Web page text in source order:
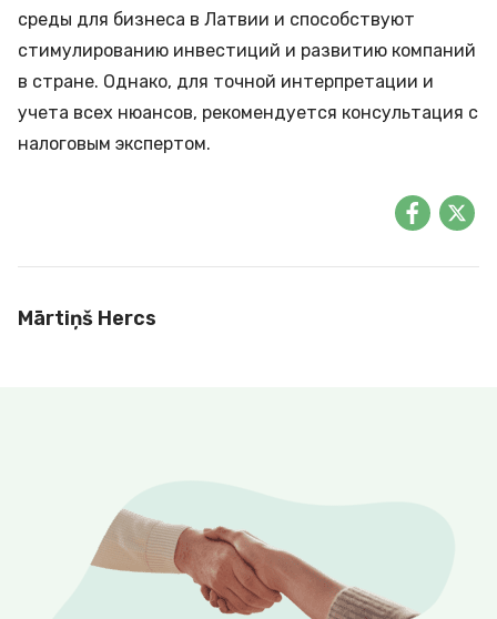
среды для бизнеса в Латвии и способствуют
стимулированию инвестиций и развитию компаний
в стране. Однако, для точной интерпретации и
учета всех нюансов, рекомендуется консультация с
налоговым экспертом.
Mārtiņš Hercs